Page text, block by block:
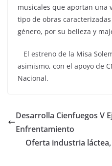
musicales que aportan una
tipo de obras
género, por su belleza y
El estreno de la Misa
asimismo, con el apoyo de
Nacional.
Desarrolla Cienfuegos V
Enfrentamiento
Oferta industria